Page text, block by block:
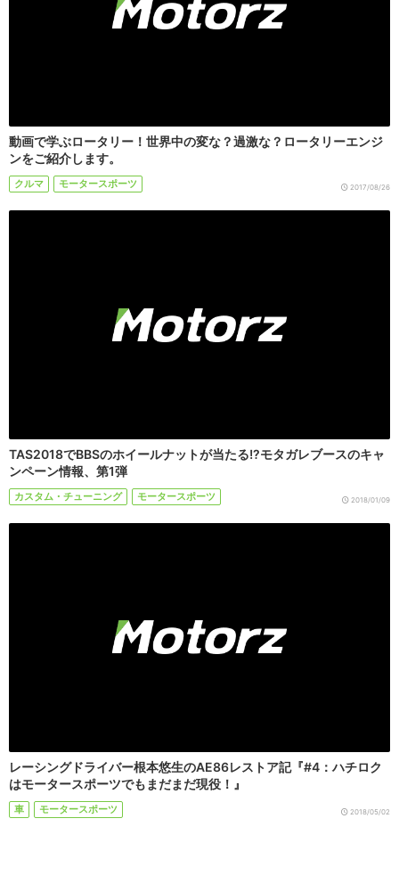
動画で学ぶロータリー！世界中の変な？過激な？ロータリーエンジ
ンをご紹介します。
クルマ モータースポーツ 2017/08/26
TAS2018でBBSのホイールナットが当たる!?モタガレブースのキャ
ンペーン情報、第1弾
カスタム・チューニング モータースポーツ 2018/01/09
レーシングドライバー根本悠生のAE86レストア記『#4：ハチロク
はモータースポーツでもまだまだ現役！』
車 モータースポーツ 2018/05/02